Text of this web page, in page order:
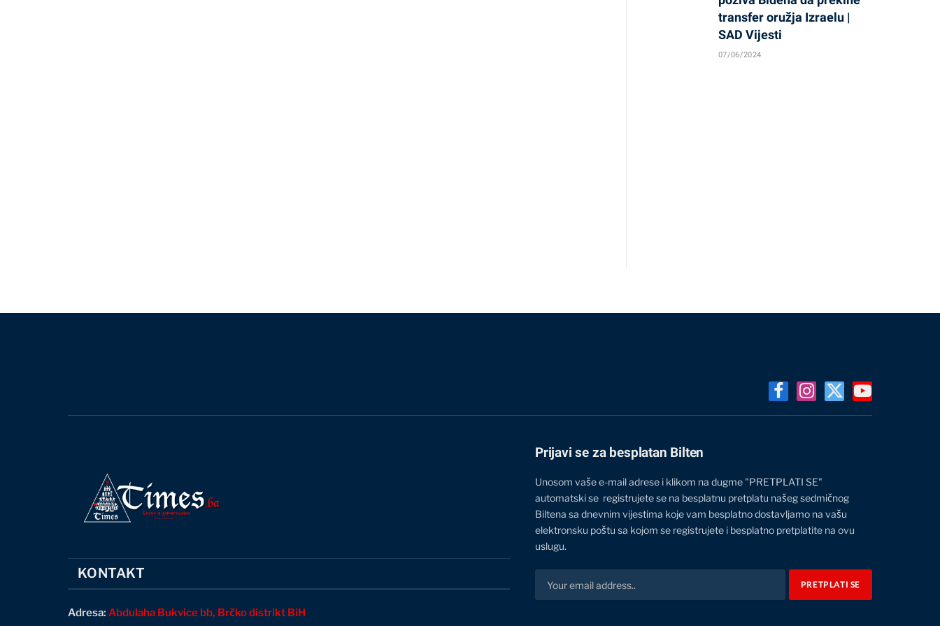
transfer oružja Izraelu |
SAD Vijesti
07/06/2024
FacebookInstagram
X
(Twitter)
YouTube
KONTAKT
Adresa: Abdulaha Bukvice bb, Brčko distrikt BiH
Prijavi se za besplatan Bilten
Unosom vaše e-mail adrese i klikom na dugme "PRETPLATI SE"
automatski se registrujete se na besplatnu pretplatu našeg sedmičnog
Biltena sa dnevnim vijestima koje vam besplatno dostavljamo na vašu
elektronsku poštu sa kojom se registrujete i besplatno pretplatite na ovu
uslugu.